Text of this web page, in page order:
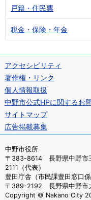
戸籍・住民票
税金・保険・年金
アクセシビリティ
著作権・リンク
個人情報取扱
中野市公式HPに関するお
サイトマップ
広告掲載募集
中野市役所
〒383-8614 長野県中野市
2111（代表）
豊田庁舎（市民課豊田窓口係
〒389-2192 長野県中野市
Copyright © Nakano City